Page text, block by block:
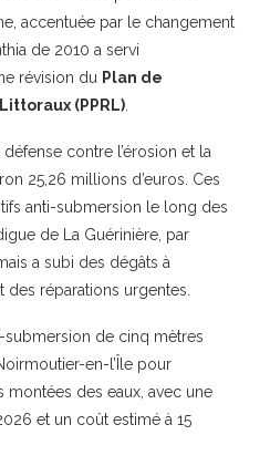
accentuée par le changement
de 2010 a servi
révision du Plan de
(PPRL)
contre l’érosion et la
25,26 millions d’euros. Ces
anti-submersion le long des
de La Guérinière, par
a subi des dégâts à
des réparations urgentes.
submersion de cinq mètres
en-l’Île pour
des eaux, avec une
et un coût estimé à 15